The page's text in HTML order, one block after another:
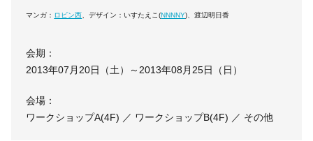
マンガ： ロビン西 、デザイン：いすたえこ(NNNNY)、渡辺明日香
会期：
2013年07月20日（土）～2013年08月25日（日）
会場：
ワークショップA(4F) ／ ワークショップB(4F) ／ その他